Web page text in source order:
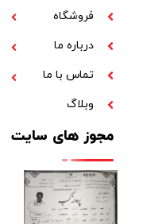
فروشگاه
درباره ما
تماس با ما
وبلاگ
مجوز های سایت